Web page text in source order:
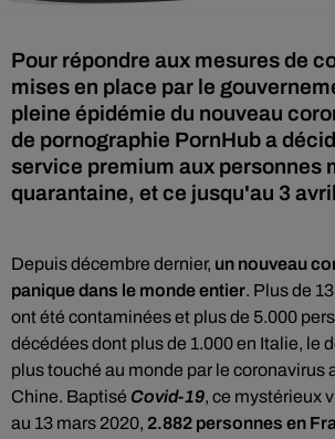
Pour répondre aux mesures de
mises en place par le
pleine épidémie du nouveau
de pornographie PornHub a
service premium aux personnes
quarantaine, et ce jusqu'au 3
Depuis décembre dernier, un nouveau
panique dans le monde entier. Plus de
ont été contaminées et plus de 5.000
décédées dont plus de 1.000 en Italie, le
plus touché au monde par le coronavirus
Chine. Baptisé Covid-19, ce mystérieux
au 13 mars 2020, 2.882 personnes en